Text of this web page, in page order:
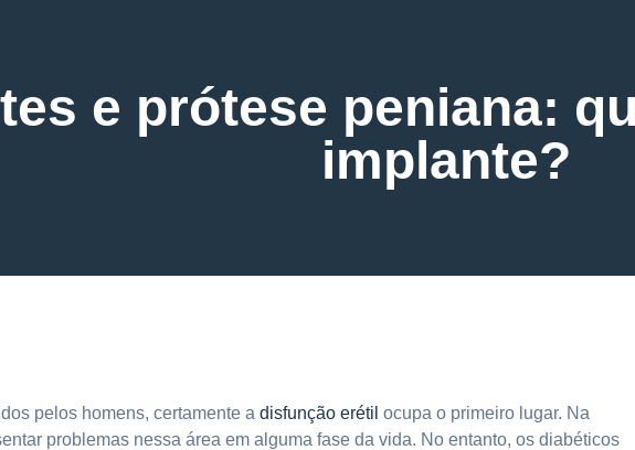
e prótese peniana:
implante?
pelos homens, certamente a disfunção erétil ocupa o primeiro lugar. Na
problemas nessa área em alguma fase da vida. No entanto, os diabéticos